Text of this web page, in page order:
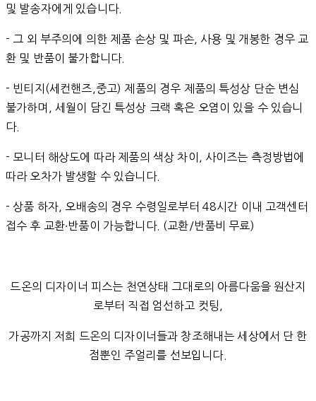
및 발송자에게 있습니다.
- 그 외 부주의에 의한 제품 손상 및 파손, 사용 및 개봉한 경우 교
환 및 반품이 불가합니다.
- 빈티지(세컨핸즈,중고) 제품의 경우 제품의 특성상 단순 변심
불가하며, 세월이 담긴 특성상 크랙 혹은 오염이 있을 수 있습니
다.
- 모니터 해상도에 따라 제품의 색상 차이, 사이즈는 측정방법에
따라 오차가 발생할 수 있습니다.
- 상품 하자, 오배송의 경우 수령일로부터 48시간 이내 고객센터
접수 후 교환∙반품이 가능합니다. (교환/반품비 무료)
드온의 디자이너 피스는 천연상태 그대로의 아름다움을 원산지
로부터 직접 엄선하고 컷팅,
가공까지 저희 드온의 디자이너들과 창조해내는 세상에서 단 한
점뿐인 주얼리를 선보입니다.